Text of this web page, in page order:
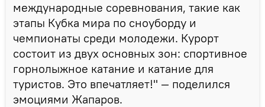
международные соревнования, такие как
этапы Кубка мира по сноуборду и
чемпионаты среди молодежи. Курорт
состоит из двух основных зон: спортивное
горнолыжное катание и катание для
туристов. Это впечатляет!" — поделился
эмоциями Жапаров.